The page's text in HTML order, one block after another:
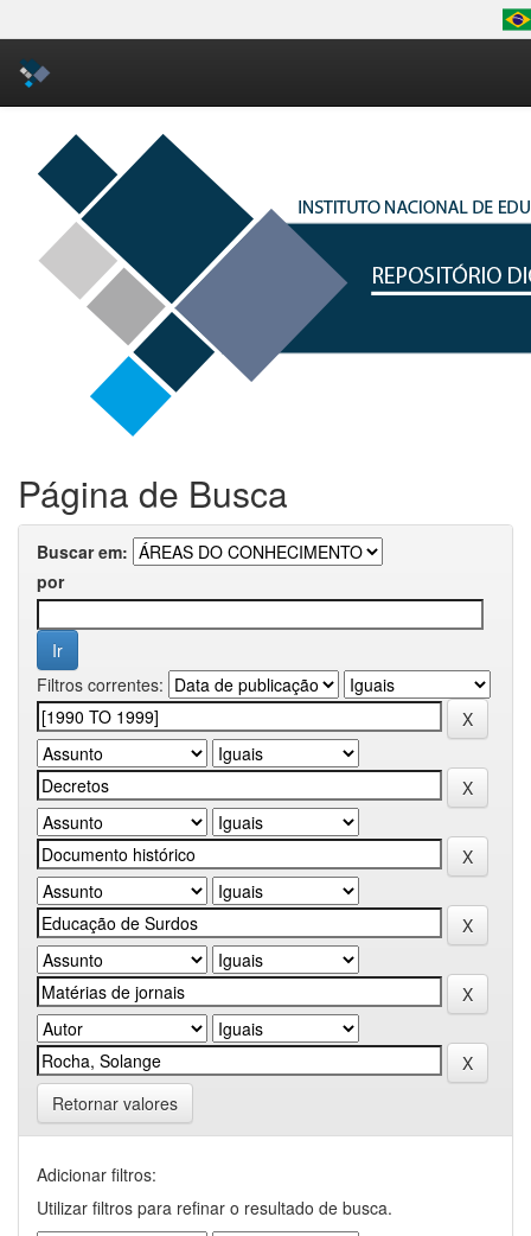
Skip
navigation
Página de Busca
Buscar em:
por
Filtros correntes:
Retornar valores
Adicionar filtros:
Utilizar filtros para refinar o resultado de busca.